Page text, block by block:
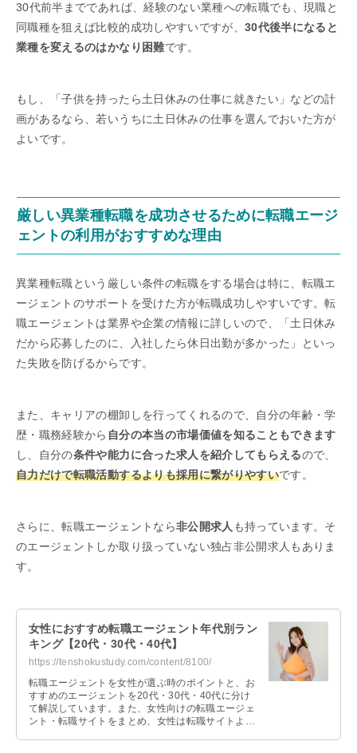
30代前半までであれば、経験のない業種への転職でも、現職と
同職種を狙えば比較的成功しやすいですが、 30代後半になると
業種を変えるのはかなり困難です。
もし、「子供を持ったら土日休みの仕事に就きたい」などの計
画があるなら、若いうちに土日休みの仕事を選んでおいた方が
よいです。
厳しい異業種転職を成功させるために転職エージ
ェントの利用がおすすめな理由
異業種転職という厳しい条件の転職をする場合は特に、転職エ
ージェントのサポートを受けた方が転職成功しやすいです。転
職エージェントは業界や企業の情報に詳しいので、「土日休み
だから応募したのに、入社したら休日出勤が多かった」といっ
た失敗を防げるからです。
また、キャリアの棚卸しを行ってくれるので、自分の年齢・学
歴・職務経験から 自分の本当の市場価値を知ることもできます
し、自分の条件や能力に合った求人を紹介してもらえるので、
自力だけで転職活動するよりも採用に繋がりやすいです。
さらに、転職エージェントなら非公開求人 も持っています。そ
のエージェントしか取り扱っていない独占非公開求人もありま
す。
女性におすすめ転職エージェント年代別ラン
キング【20代・30代・40代】
https://tenshokustudy.com/content/8100/
転職エージェントを女性が選ぶ時のポイントと、お
すすめのエージェントを20代・30代・40代に分け
て解説しています。また、女性向けの転職エージェ
ント・転職サイトをまとめ、女性は転職サイトより